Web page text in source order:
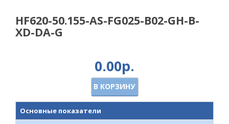
HF620-50.155-AS-FG025-B02-GH-B-
XD-DA-G
0.00р.
В КОРЗИНУ
Основные показатели